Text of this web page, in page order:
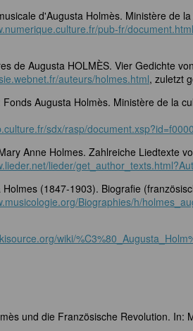
d'Augusta Holmès. Ministère de
pub-fr/
de Augusta HOLMÈS. Vier Gedichte
auteurs/holmes.html, zuletzt
Augusta Holmès. Ministère de la
sdx/rasp/
Anne Holmes. Zahlreiche Liedtexte
lieder/
(1847-1903). Biografie
Biographies/h/
wiki/
und die Französische Revolution. In: